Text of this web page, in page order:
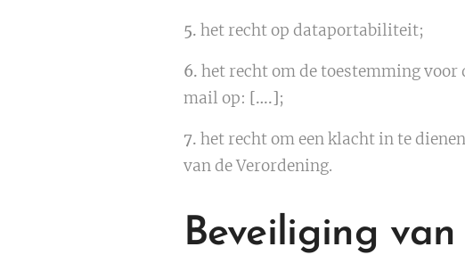
5. het recht op dataportabiliteit;
6. het recht om de toestemming
mail op: [….];
7. het recht om een klacht in te
van de Verordening.
Beveiliging van